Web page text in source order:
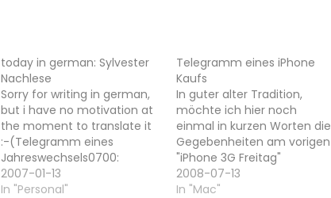
today in german: Sylvester
Nachlese
Sorry for writing in german,
but i have no motivation at
the moment to translate it
:-(Telegramm eines
Jahreswechsels0700:
Ankunft in London: alles still
Geschäfte zu, kaum jemand
2007-01-13
In "Personal"
Telegramm eines iPhone
Kaufs
In guter alter Tradition,
möchte ich hier noch
einmal in kurzen Worten die
Gegebenheiten am vorigen
"iPhone 3G Freitag"
beschreiben: 08:00: Der
Wecker schellt. In froher
2008-07-13
In "Mac"